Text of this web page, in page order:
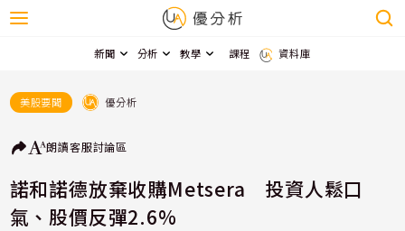
新聞 分析 教學 課程 資料庫
美股要聞 優分析
朗讀客服討論區
諾和諾德放棄收購Metsera 投資人鬆口
氣、股價反彈2.6%